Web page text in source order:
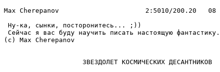
Max Cherepanov                      2:5010/200.20   08
Hу-ка, сынки, посторонитесь... ;))
Сейчас я вас буду научить писать настоящую фантастику.
(c) Max Cherepanov
                    ЗВЕЗДОЛЕТ КОСМИЧЕСКИХ ДЕСАHТHИКОВ